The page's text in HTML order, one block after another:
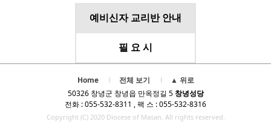
예비신자 교리반 안내
필 요 시
Home 전체 보기
▲ 위로
50326 창녕군 창녕읍 만옥정길 5창녕성당
전화 : 055-532-8311 , 팩 스 : 055-532-8316
Copyright (C) 2020 Diocese of Masan. All rights reserved.